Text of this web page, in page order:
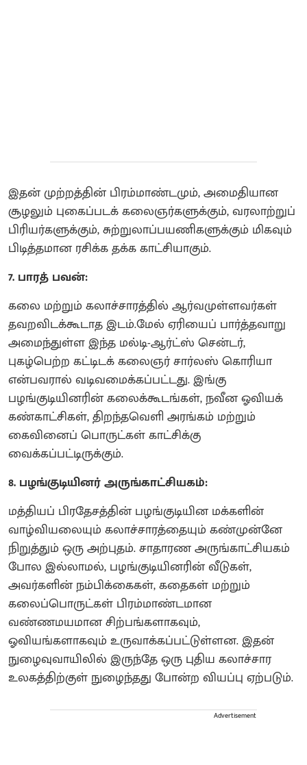
இதன் முற்றத்தின் பிரம்மாண்டமும், அமைதியான
சூழலும் புகைப்படக் கலைஞர்களுக்கும், வரலாற்றுப்
பிரியர்களுக்கும், சுற்றுலாப்பயணிகளுக்கும் மிகவும்
பிடித்தமான ரசிக்க தக்க காட்சியாகும்.
7. பாரத் பவன்:
கலை மற்றும் கலாச்சாரத்தில் ஆர்வமுள்ளவர்கள்
தவறவிடக்கூடாத இடம்.மேல் ஏரியைப் பார்த்தவாறு
அமைந்துள்ள இந்த மல்டி-ஆர்ட்ஸ் சென்டர்,
புகழ்பெற்ற கட்டிடக் கலைஞர் சார்லஸ் கொரியா
என்பவரால் வடிவமைக்கப்பட்டது. இங்கு
பழங்குடியினரின் கலைக்கூடங்கள், நவீன ஓவியக்
கண்காட்சிகள், திறந்தவெளி அரங்கம் மற்றும்
கைவினைப் பொருட்கள் காட்சிக்கு
வைக்கப்பட்டிருக்கும்.
8. பழங்குடியினர் அருங்காட்சியகம்:
மத்தியப் பிரதேசத்தின் பழங்குடியின மக்களின்
வாழ்வியலையும் கலாச்சாரத்தையும் கண்முன்னே
நிறுத்தும் ஒரு அற்புதம். சாதாரண அருங்காட்சியகம்
போல இல்லாமல், பழங்குடியினரின் வீடுகள்,
அவர்களின் நம்பிக்கைகள், கதைகள் மற்றும்
கலைப்பொருட்கள் பிரம்மாண்டமான
வண்ணமயமான சிற்பங்களாகவும்,
ஓவியங்களாகவும் உருவாக்கப்பட்டுள்ளன. இதன்
நுழைவுவாயிலில் இருந்தே ஒரு புதிய கலாச்சார
உலகத்திற்குள் நுழைந்தது போன்ற வியப்பு ஏற்படும்.
Advertisement